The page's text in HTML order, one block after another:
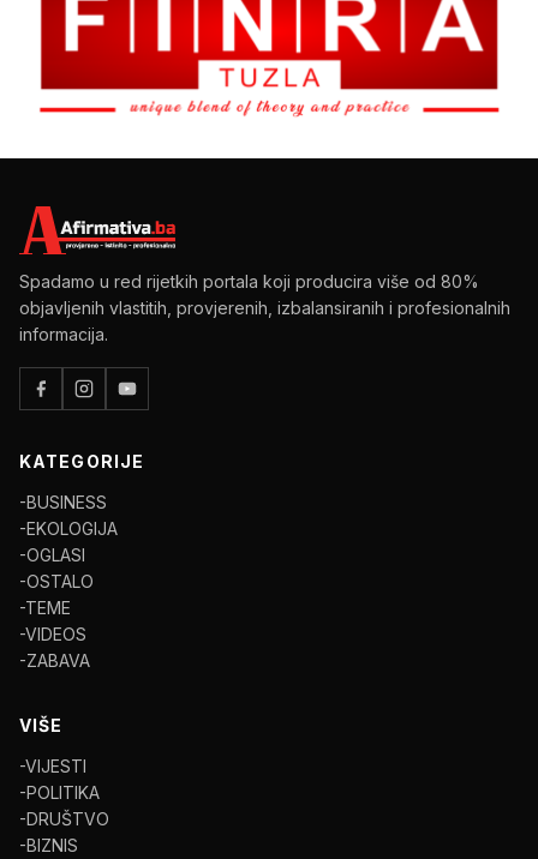
Spadamo u red rijetkih portala koji producira više od 80%
objavljenih vlastitih, provjerenih, izbalansiranih i profesionalnih
informacija.
KATEGORIJE
-BUSINESS
-EKOLOGIJA
-OGLASI
-OSTALO
-TEME
-VIDEOS
-ZABAVA
VIŠE
-VIJESTI
-POLITIKA
-DRUŠTVO
-BIZNIS